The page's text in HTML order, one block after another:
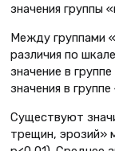
значения группы
Между группами
различия по
значение в
значения в
Существуют
трещин, эрозий»